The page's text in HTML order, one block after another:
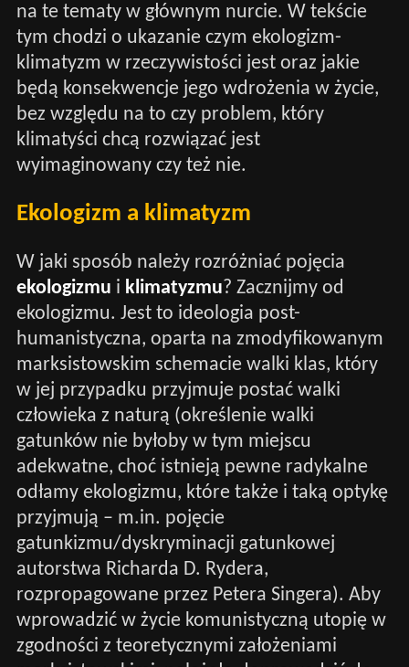
na te tematy w głównym nurcie. W tekście
tym chodzi o ukazanie czym ekologizm-
klimatyzm w rzeczywistości jest oraz jakie
będą konsekwencje jego wdrożenia w życie,
bez względu na to czy problem, który
klimatyści chcą rozwiązać jest
wyimaginowany czy też nie.
Ekologizm a klimatyzm
W jaki sposób należy rozróżniać pojęcia
ekologizmu i klimatyzmu? Zacznijmy od
ekologizmu. Jest to ideologia post-
humanistyczna, oparta na zmodyfikowanym
marksistowskim schemacie walki klas, który
w jej przypadku przyjmuje postać walki
człowieka z naturą (określenie walki
gatunków nie byłoby w tym miejscu
adekwatne, choć istnieją pewne radykalne
odłamy ekologizmu, które także i taką optykę
przyjmują – m.in. pojęcie
gatunkizmu/dyskryminacji gatunkowej
autorstwa Richarda D. Rydera,
rozpropagowane przez Petera Singera). Aby
wprowadzić w życie komunistyczną utopię w
zgodności z teoretycznymi założeniami